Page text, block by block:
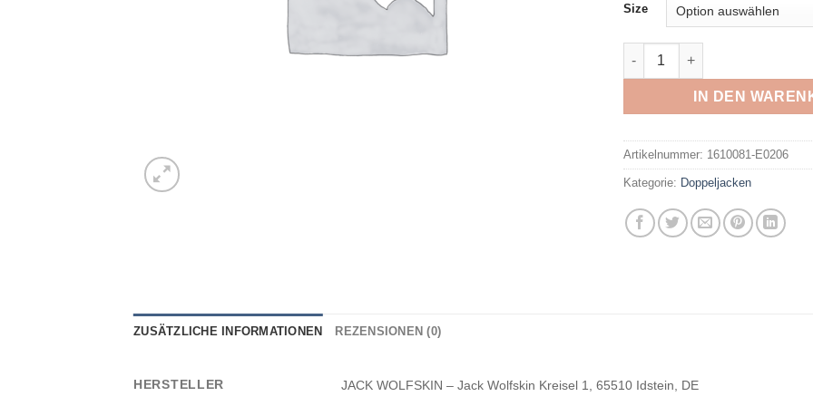
Size
JACK WOLFSKIN - ICELAND
IN DEN
Artikelnummer: 1610081-E0206
Kategorie: Doppeljacken
ZUSÄTZLICHE INFORMATIONEN REZENSIONEN (0)
HERSTELLER JACK WOLFSKIN – Jack Wolfskin Kreisel 1, 65510 Idstein, DE